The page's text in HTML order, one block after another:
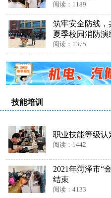
阅读：1189
筑牢安全防线，
夏季校园消防演
阅读：1375
技能培训
职业技能等级认
阅读：1442
2021年菏泽市“
结束
阅读：4133